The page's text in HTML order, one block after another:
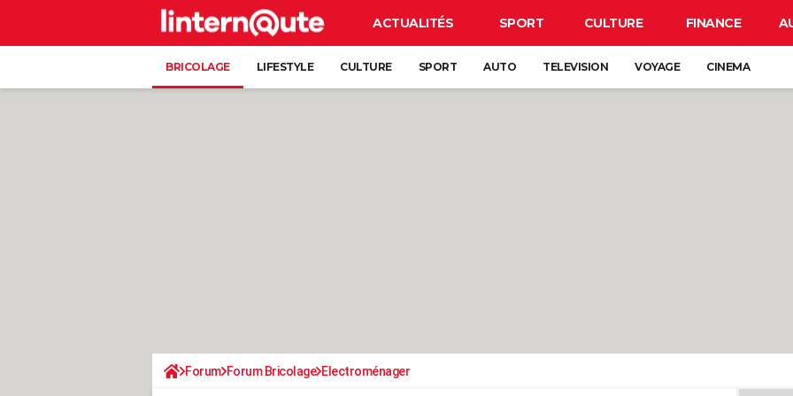
ACTUALITÉS SPORT CULTURE FINANCE
BRICOLAGE LIFESTYLE CULTURE SPORT AUTO TELEVISION VOYAGE CINEMA
Forum Forum Bricolage Electroménager